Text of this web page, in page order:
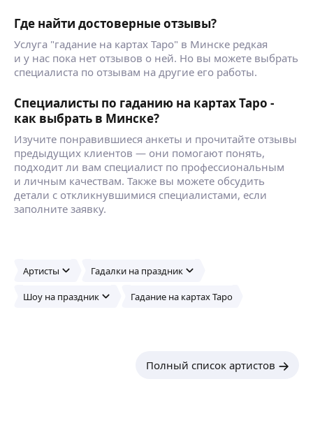
Где найти достоверные отзывы?
Услуга "гадание на картах Таро" в Минске редкая
и у нас пока нет отзывов о ней. Но вы можете выбрать
специалиста по отзывам на другие его работы.
Специалисты по гаданию на картах Таро -
как выбрать в Минске?
Изучите понравившиеся анкеты и прочитайте отзывы
предыдущих клиентов — они помогают понять,
подходит ли вам специалист по профессиональным
и личным качествам. Также вы можете обсудить
детали с откликнувшимися специалистами, если
заполните заявку.
Артисты Гадалки на праздник
Шоу на праздник Гадание на картах Таро
Полный список артистов